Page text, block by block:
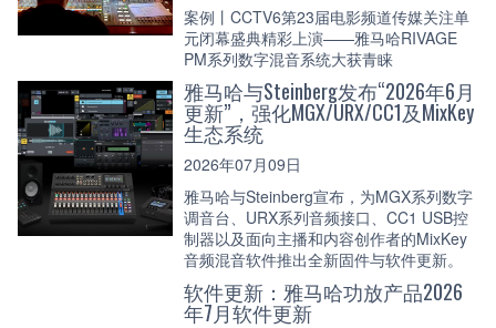
案例丨CCTV6第23届电影频道传媒关注单
元闭幕盛典精彩上演——雅马哈RIVAGE
PM系列数字混音系统大获青睐
雅马哈与Steinberg发布“2026年6月
更新”，强化MGX/URX/CC1及MixKey
生态系统
2026年07月09日
雅马哈与Steinberg宣布，为MGX系列数字
调音台、URX系列音频接口、CC1 USB控
制器以及面向主播和内容创作者的MixKey
音频混音软件推出全新固件与软件更新。
软件更新：雅马哈功放产品2026
年7月软件更新